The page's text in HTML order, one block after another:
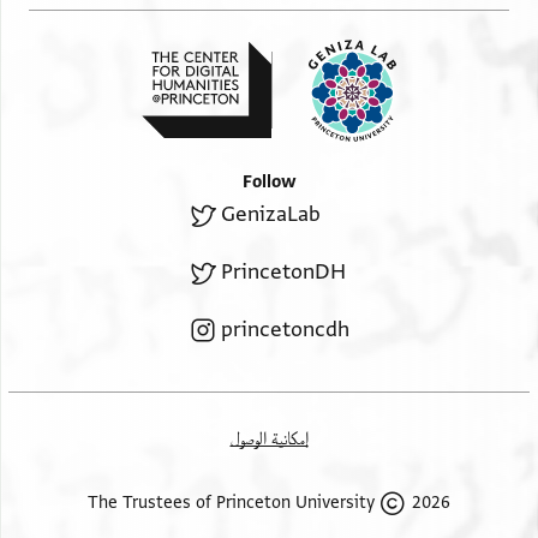
Follow
GenizaLab
PrincetonDH
princetoncdh
إمكانية الوصول
2026 The Trustees of Princeton University